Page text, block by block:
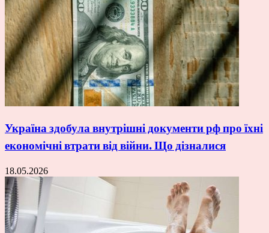
Україна здобула внутрішні документи рф про їхні
економічні втрати від війни. Що дізналися
18.05.2026